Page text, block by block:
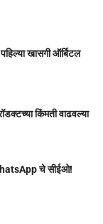
खासगी ऑर्बिटल
किंमती वाढवल्या
चे सीईओ!